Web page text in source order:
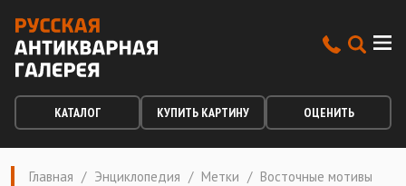
КАТАЛОГ КУПИТЬ КАРТИНУ ОЦЕНИТЬ
Главная / Энциклопедия / Метки / Восточные мотивы